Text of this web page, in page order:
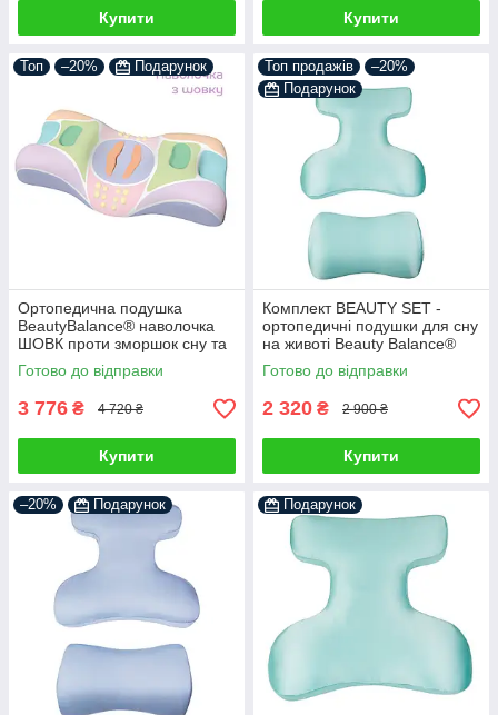
Купити Купити
Топ –20% Подарунок
Ортопедична подушка
BeautyBalance® наволочка
ШОВК проти зморшок сну та
ранкової набряклості, айворі
Готово до відправки
3 776 ₴ 4 720 ₴
Купити
Топ продажів
–20%
Подарунок
Комплект BEAUTY SET -
ортопедичні подушки для сну
на животі Beauty Balance®
(Face Pillow №1 & Roller
Pillow №2) шовк м'ята
Готово до відправки
2 320 ₴ 2 900 ₴
Купити
–20% Подарунок Подарунок